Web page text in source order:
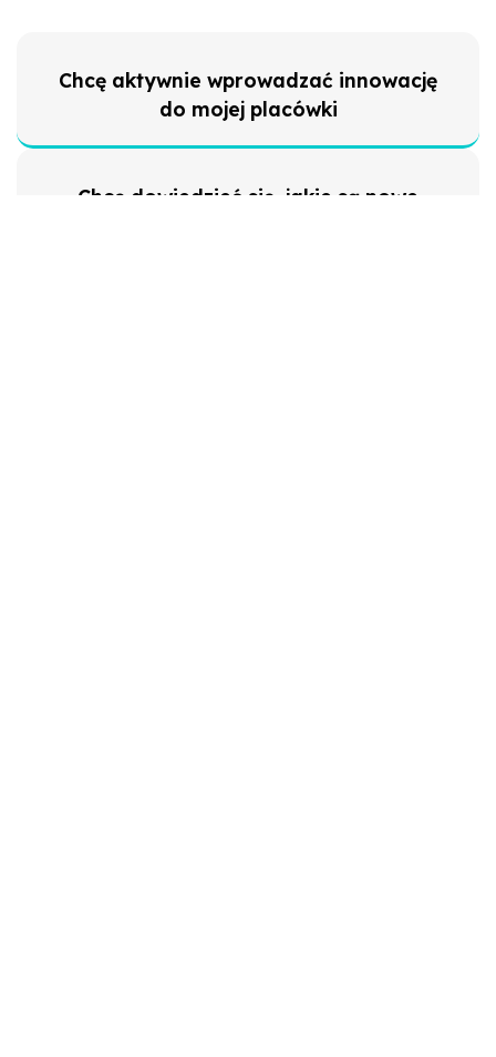
Chcę aktywnie wprowadzać innowację
do mojej placówki
Chcę dowiedzieć się, jakie są nowe